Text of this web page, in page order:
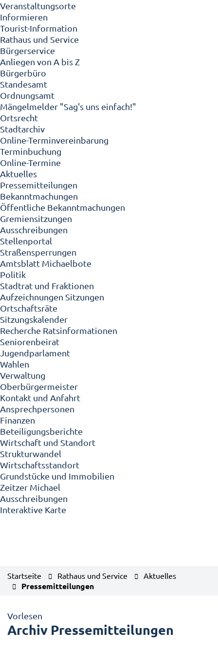
Veranstaltungsorte
Informieren
Tourist-Information
Rathaus und Service
Bürgerservice
Anliegen von A bis Z
Bürgerbüro
Standesamt
Ordnungsamt
Mängelmelder "Sag's uns einfach!"
Ortsrecht
Stadtarchiv
Online-Terminvereinbarung
Terminbuchung
Online-Termine
Aktuelles
Pressemitteilungen
Bekanntmachungen
Öffentliche Bekanntmachungen
Gremiensitzungen
Ausschreibungen
Stellenportal
Straßensperrungen
Amtsblatt Michaelbote
Politik
Stadtrat und Fraktionen
Aufzeichnungen Sitzungen
Ortschaftsräte
Sitzungskalender
Recherche Ratsinformationen
Seniorenbeirat
Jugendparlament
Wahlen
Verwaltung
Oberbürgermeister
Kontakt und Anfahrt
Ansprechpersonen
Finanzen
Beteiligungsberichte
Wirtschaft und Standort
Strukturwandel
Wirtschaftsstandort
Grundstücke und Immobilien
Zeitzer Michael
Ausschreibungen
Interaktive Karte
Startseite Rathaus und Service Aktuelles
Pressemitteilungen
Vorlesen
Archiv Pressemitteilungen